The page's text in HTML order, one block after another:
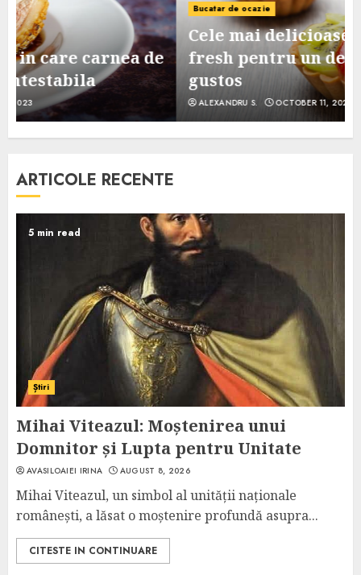
Bucatar de ocazie
Cele mai delicioase retete de tarte
fresh pentru un desert sanatos si
gustos
ALEXANDRU S. OCTOBER 11, 2023
ARTICOLE RECENTE
5 min read
Știri
Mihai Viteazul: Moștenirea unui
Domnitor și Lupta pentru Unitate
AVASILOAIEI IRINA AUGUST 8, 2026
Mihai Viteazul, un simbol al unității naționale
românești, a lăsat o moștenire profundă asupra...
CITESTE IN CONTINUARE